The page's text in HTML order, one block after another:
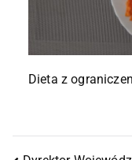
Dieta z